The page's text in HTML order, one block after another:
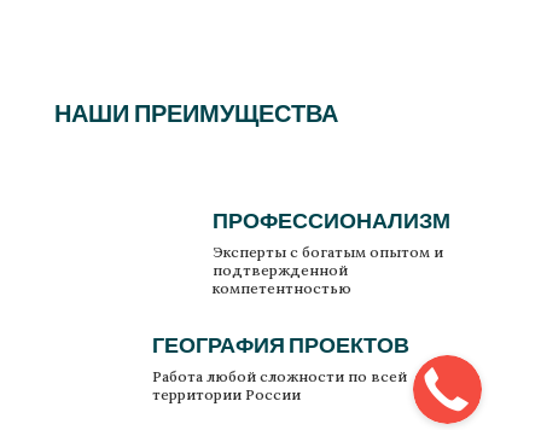
НАШИ ПРЕИМУЩЕСТВА
ПРОФЕССИОНАЛИЗМ
Эксперты с богатым опытом и
подтвержденной
компетентностью
ГЕОГРАФИЯ ПРОЕКТОВ
Работа любой сложности по всей
территории России